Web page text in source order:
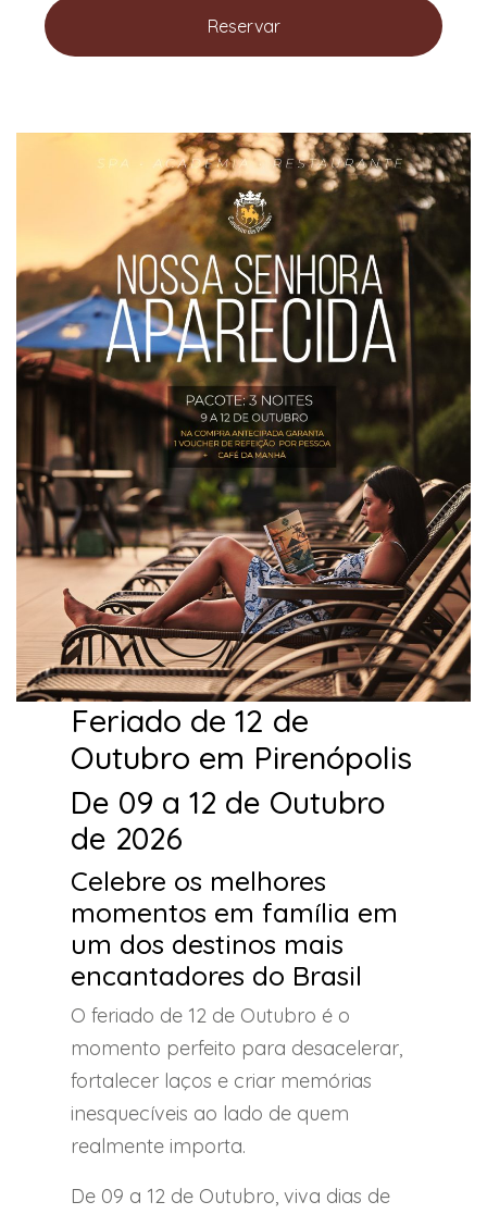
Reservar
Feriado de 12 de
Outubro em Pirenópolis
De 09 a 12 de Outubro
de 2026
Celebre os melhores
momentos em família em
um dos destinos mais
encantadores do Brasil
O feriado de 12 de Outubro é o
momento perfeito para desacelerar,
fortalecer laços e criar memórias
inesquecíveis ao lado de quem
realmente importa.
De 09 a 12 de Outubro, viva dias de